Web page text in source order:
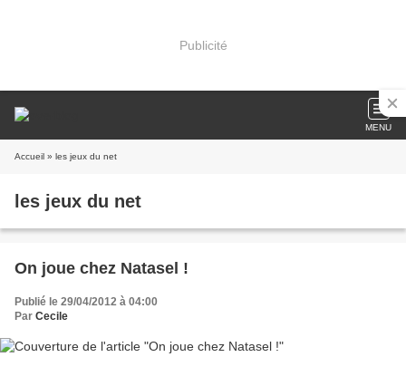
Publicité
MENU
Accueil » les jeux du net
les jeux du net
On joue chez Natasel !
Publié le 29/04/2012 à 04:00
Par Cecile